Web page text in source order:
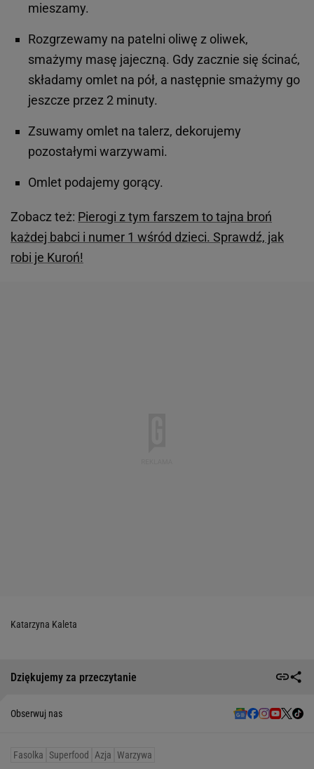
mieszamy.
Rozgrzewamy na patelni oliwę z oliwek,
smażymy masę jajeczną. Gdy zacznie się ścinać,
składamy omlet na pół, a następnie smażymy go
jeszcze przez 2 minuty.
Zsuwamy omlet na talerz, dekorujemy
pozostałymi warzywami.
Omlet podajemy gorący.
Zobacz też: Pierogi z tym farszem to tajna broń
każdej babci i numer 1 wśród dzieci. Sprawdź, jak
robi je Kuroń!
Katarzyna Kaleta
Dziękujemy za przeczytanie
Obserwuj nas
Fasolka Superfood Azja Warzywa